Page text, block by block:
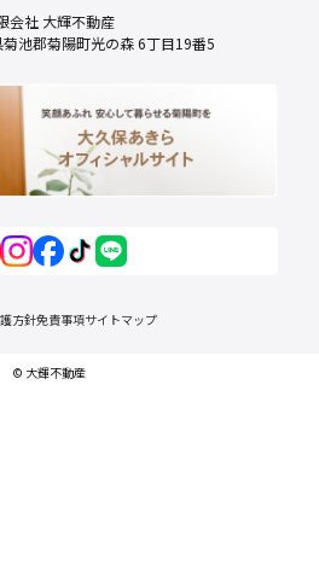
会社 大輝不動産
池郡菊陽町光の森 6丁目19番5
方針免責事項サイトマップ
© 大輝不動産